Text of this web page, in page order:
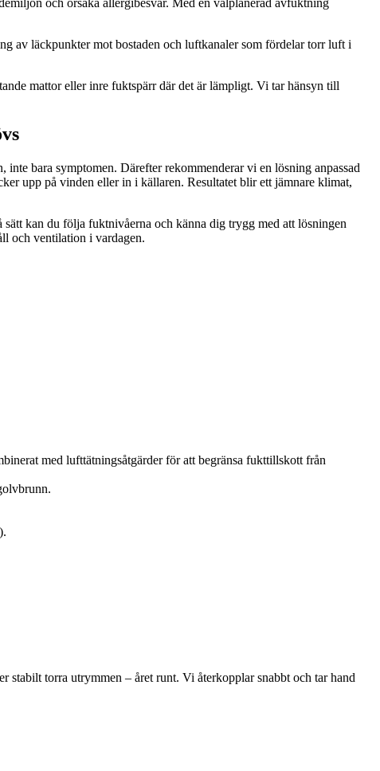
av läckpunkter mot bostaden och luftkanaler som fördelar torr luft i
mattor eller inre fuktspärr där det är lämpligt. Vi tar hänsyn till
bara symptomen. Därefter rekommenderar vi en lösning anpassad
upp på vinden eller in i källaren. Resultatet blir ett jämnare klimat,
kan du följa fuktnivåerna och känna dig trygg med att lösningen
och ventilation i vardagen.
med lufttätningsåtgärder för att begränsa fukttillskott från
torra utrymmen – året runt. Vi återkopplar snabbt och tar hand